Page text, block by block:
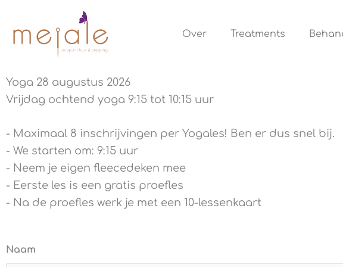
de
Over Treatments
Yoga 28 augustus 2026
Vrijdag ochtend yoga 9:15 tot 10:15 uur
- Maximaal 8 inschrijvingen per Yogales! Ben er dus snel bij.
- We starten om: 9:15 uur
- Neem je eigen fleecedeken mee
- Eerste les is een gratis proefles
- Na de proefles werk je met een 10-lessenkaart
Naam